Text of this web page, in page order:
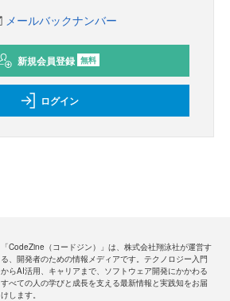
メールバックナンバー
新規会員登録 無料
ログイン
「CodeZine（コードジン）」は、株式会社翔泳社が運営す
る、開発者のための情報メディアです。テクノロジー入門
からAI活用、キャリアまで、ソフトウェア開発にかかわる
すべての人の学びと成長を支える最新情報と実践知をお届
けします。